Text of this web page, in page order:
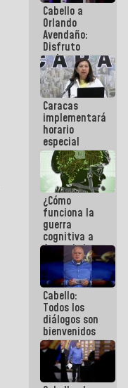
Aeropuerto
Internacional
de
Maiquetía
Cabello a
Orlando
Avendaño:
Disfruto
cada vez
que escribes
porque lo
que haces
es
embarrarla
Caracas
implementará
horario
especial
para
adaptarse
al plan de
ahorro
energético
¿Cómo
funciona la
guerra
cognitiva a
favor de la
narrativa
hegemónica?
(1)
Cabello:
Todos los
diálogos son
bienvenidos
siempre que
estén en el
marco de la
Constitución